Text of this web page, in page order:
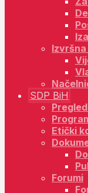
SDP BiH
Etički
Forumi